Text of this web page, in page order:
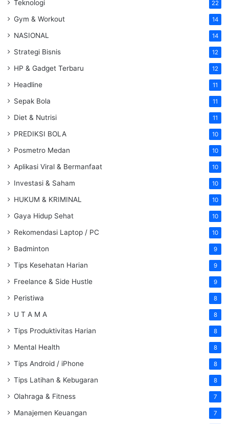
Teknologi 22
Gym & Workout 14
NASIONAL 14
Strategi Bisnis 12
HP & Gadget Terbaru 12
Headline 11
Sepak Bola 11
Diet & Nutrisi 11
PREDIKSI BOLA 10
Posmetro Medan 10
Aplikasi Viral & Bermanfaat 10
Investasi & Saham 10
HUKUM & KRIMINAL 10
Gaya Hidup Sehat 10
Rekomendasi Laptop / PC 10
Badminton 9
Tips Kesehatan Harian 9
Freelance & Side Hustle 9
Peristiwa 8
U T A M A 8
Tips Produktivitas Harian 8
Mental Health 8
Tips Android / iPhone 8
Tips Latihan & Kebugaran 8
Olahraga & Fitness 7
Manajemen Keuangan 7